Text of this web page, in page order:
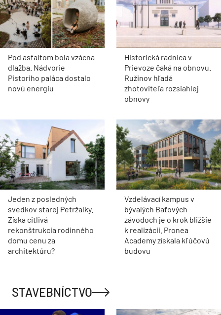
Pod asfaltom bola vzácna
dlažba. Nádvorie
Pistoriho paláca dostalo
novú energiu
Historická radnica v
Prievoze čaká na obnovu.
Ružinov hľadá
zhotoviteľa rozsiahlej
obnovy
Jeden z posledných
svedkov starej Petržalky.
Získa citlivá
rekonštrukcia rodinného
domu cenu za
architektúru?
Vzdelávací kampus v
bývalých Baťových
závodoch je o krok bližšie
k realizácii. Pronea
Academy získala kľúčovú
budovu
STAVEBNÍCTVO